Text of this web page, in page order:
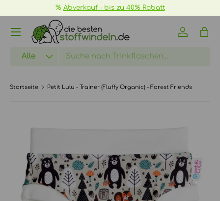
DIREKT ZUM INHALT
% Abverkauf - bis zu 40% Rabatt
Suchen
Alle
Einloggen
Startseite Petit Lulu - Trainer (Fluffy Organic) - Forest Friends